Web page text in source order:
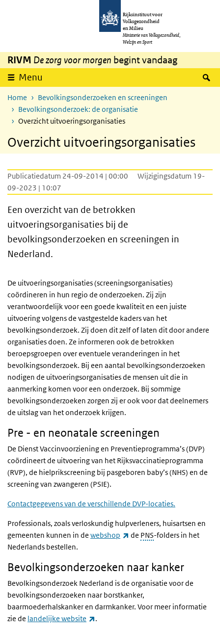
Overslaan en naar de inhoud gaan
Rijksinstituut voor
Volksgezondheid
en Milieu
Ministerie van Volksgezondheid,
Welzijn en Sport
RIVM De zorg voor morgen begint vandaag
Menu
Home
Bevolkingsonderzoeken en screeningen
Bevolkingsonderzoek: de organisatie
Overzicht uitvoeringsorganisaties
Overzicht uitvoeringsorganisaties
Publicatiedatum 24-09-2014 | 00:00
Wijzigingsdatum 19-
09-2023 | 10:07
Een overzicht van de betrokken
uitvoeringsorganisaties bij de
bevolkingsonderzoeken en screeningen in
Nederland.
De uitvoeringsorganisaties (screeningsorganisaties)
coördineren in hun regio de onderzoeken. Zij zijn
verantwoordelijk voor een goede kwaliteit en een juiste
uitvoering volgens de vastgestelde kaders van het
bevolkingsonderzoek. Zij doen dit zelf of laten dit door andere
organisaties doen. Ze informeren ook de betrokken
beroepsgroepen over eventuele veranderingen in het
bevolkingsonderzoek. Bij een aantal bevolkingsonderzoeken
nodigen de uitvoeringsorganisaties de mensen uit die in
aanmerking komen voor een onderzoek. Bij sommige
bevolkingsonderzoeken zorgen zij er ook voor dat deelnemers
de uitslag van het onderzoek krijgen.
Pre - en neonatale screeningen
De Dienst Vaccinvoorziening en Preventieprogramma’s (DVP)
coördineert de uitvoering van het Rijksvaccinatieprogramma
(RVP), de hielprikscreening bij pasgeboren baby’s (NHS) en de
screening van zwangeren (PSIE).
Contactgegevens van de verschillende DVP-locaties.
Professionals, zoals verloskundig hulpverleners, huisartsen en
gemeenten kunnen in de webshop (externe link)
de PNS-folders in het
Nederlands bestellen.
Bevolkingsonderzoeken naar kanker
Bevolkingsonderzoek Nederland is de organisatie voor de
bevolkingsonderzoeken naar borstkanker,
baarmoederhalskanker en darmkanker. Voor meer informatie
zie de landelijke website (externe link)
.